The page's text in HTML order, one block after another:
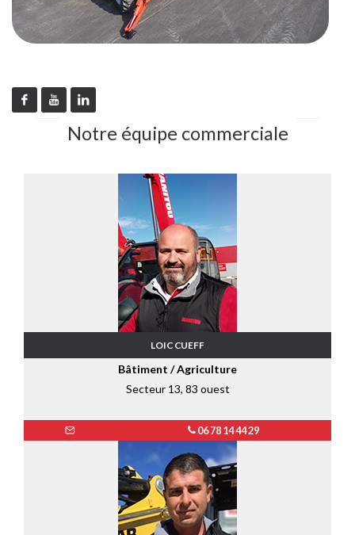
Notre équipe commerciale
LOIC CUEFF
Bâtiment / Agriculture
Secteur 13, 83 ouest
06 78 14 44 29